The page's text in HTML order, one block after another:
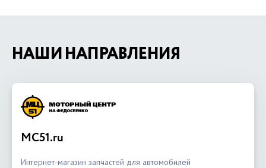
НАШИ НАПРАВЛЕНИЯ
MC51.ru
Интернет-магазин запчастей для автомобилей